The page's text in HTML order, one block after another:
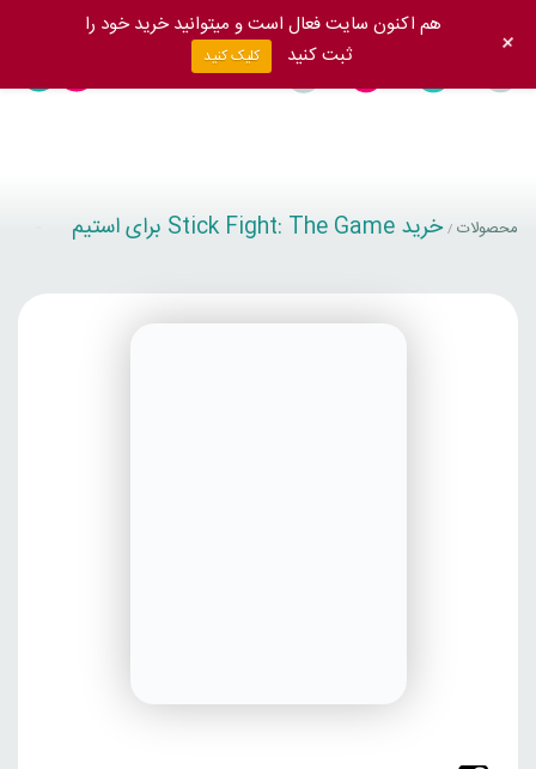
محصولات / خرید Stick Fight: The Game برای استیم
هم اکنون سایت فعال است و میتوانید خرید خود را
ثبت کنید
کلیک کنید +